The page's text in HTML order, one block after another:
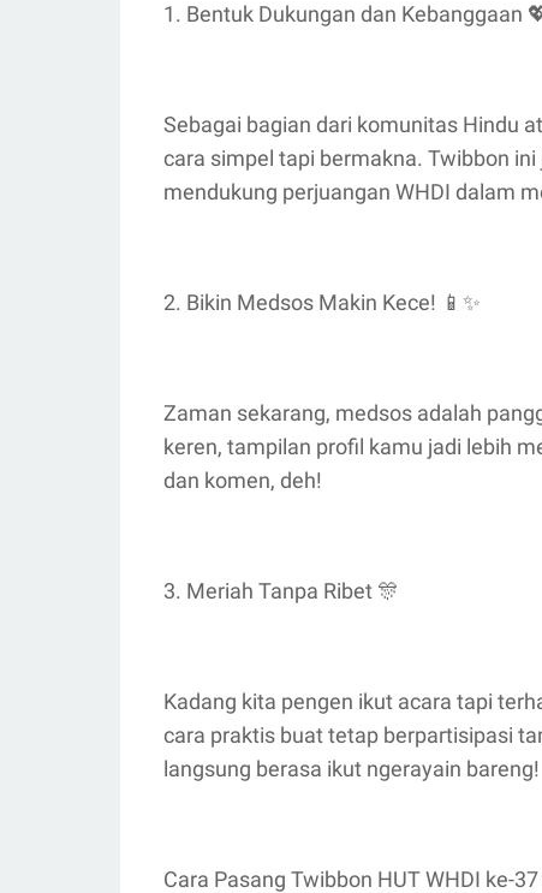
1. Bentuk Dukungan dan Kebanggaan
Sebagai bagian dari komunitas Hindu
cara simpel tapi bermakna. Twibbon
mendukung perjuangan WHDI dalam
2. Bikin Medsos Makin Kece! 📱✨
Zaman sekarang, medsos adalah
keren, tampilan profil kamu jadi lebih
dan komen, deh!
3. Meriah Tanpa Ribet 🎊
Kadang kita pengen ikut acara tapi
cara praktis buat tetap berpartisipasi
langsung berasa ikut ngerayain bareng!
Cara Pasang Twibbon HUT WHDI ke-